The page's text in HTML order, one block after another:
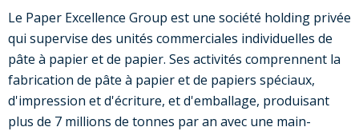
Le Paper Excellence Group est une société holding privée
qui supervise des unités commerciales individuelles de
pâte à papier et de papier. Ses activités comprennent la
fabrication de pâte à papier et de papiers spéciaux,
d'impression et d'écriture, et d'emballage, produisant
plus de 7 millions de tonnes par an avec une main-